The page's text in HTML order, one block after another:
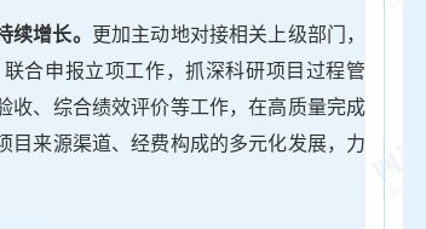
续增长。
更加主动地对接相关上级部门，
合申报立项工作，抓深科研项目过程管
收、综合绩效评价等工作，在高质量完成
目来源渠道、经费构成的多元化发展，力